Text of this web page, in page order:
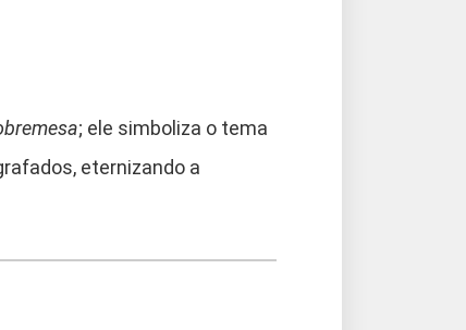
; ele simboliza o tema
eternizando a